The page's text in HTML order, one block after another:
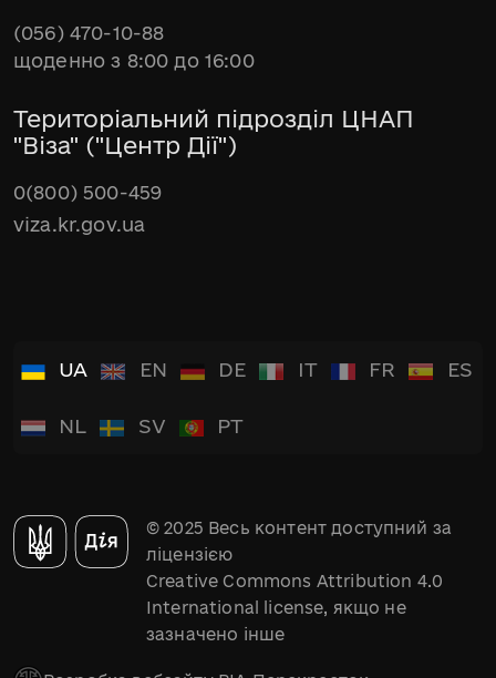
(056) 470-10-88
щоденно з 8:00 до 16:00
Територіальний підрозділ ЦНАП
"Віза" ("Центр Дії")
0(800) 500-459
viza.kr.gov.ua
UA EN DE IT FR ES
NL SV PT
© 2025 Весь контент доступний за
ліцензією
Creative Commons Attribution 4.0
International license, якщо не
зазначено інше